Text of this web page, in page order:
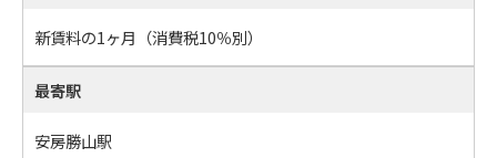
新賃料の1ヶ月（消費税10％別）
最寄駅
安房勝山駅